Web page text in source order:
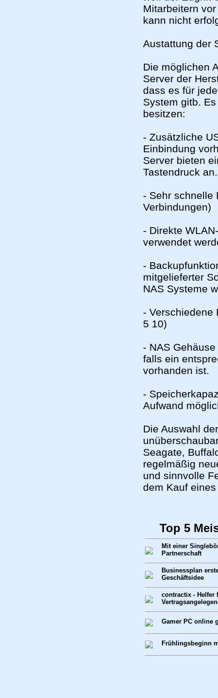
Mitarbeitern
kann nicht
Austattung der
Die möglichen
Server der
dass es für
System gitb.
besitzen:
- Zusätzliche
Einbindung
Server bieten
Tastendruck an.
- Sehr schnelle
Verbindungen)
- Direkte
verwendet
-
mitgelieferter
NAS Systeme
- Verschiedene
5 10)
- NAS
falls ein
vorhanden ist.
-
Aufwand
Die Auswahl
Seagate,
regelmäßig
und sinnvolle
dem Kauf
Top 5
Mit einer
Partnerschaft
Businessplan
Geschäftsidee
contractix - Helfer
Gamer PC online
Frühlingsbeginn